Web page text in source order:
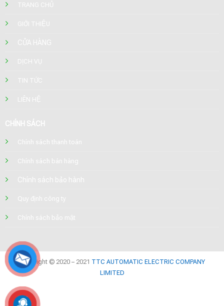
TRANG CHỦ
GIỚI THIỆU
CỬA HÀNG
DỊCH VỤ
TIN TỨC
LIÊN HỆ
CHÍNH SÁCH
Chính sách thanh toán
Chính sách bán hàng
Chính sách bảo hành
Quy định công ty
Chính sách bảo mật
Copyright © 2020 – 2021 TTC AUTOMATIC ELECTRIC COMPANY
LIMITED